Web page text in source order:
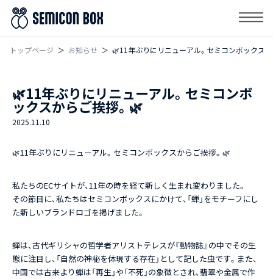
トップページ お知らせ 🌿11年ぶりにリニューアル。セミコンボックス
🌿11年ぶりにリニューアル。セミコンボ
ックスからご挨拶。🌿
2025.11.10
🌿11年ぶりにリニューアル。セミコンボックスからご挨拶。🌿
私たちのECサイトが、11年の時を経て新しく生まれ変わりました。
その節目に、私たちはセミコンボックスにかけて、「蝉」をモチーフにし
た新しいブランドロゴを掲げました。
蝉は、古代ギリシャの哲学者アリストテレスが『動物誌』の中でその生
態に注目し、「自然の神秘を体現する存在」として記した虫です。また、
中国では古来より蝉は「再生」や「不死」の象徴とされ、翡翠や金属で作